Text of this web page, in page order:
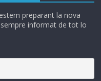
preparant la nova
informat de tot lo